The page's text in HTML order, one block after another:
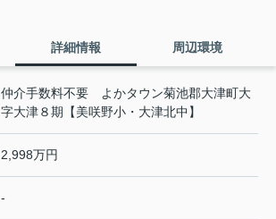
詳細情報 周辺環境
仲介手数料不要 よかタウン菊池郡大津町大
字大津８期【美咲野小・大津北中】
2,998万円
-